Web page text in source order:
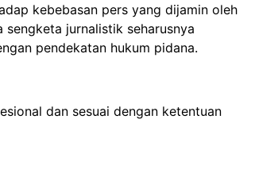
kebebasan pers yang dijamin oleh
sengketa jurnalistik seharusnya
pendekatan hukum pidana.
dan sesuai dengan ketentuan